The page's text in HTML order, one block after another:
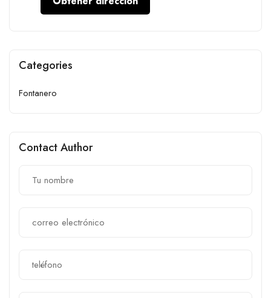
Categories
Fontanero
Contact Author